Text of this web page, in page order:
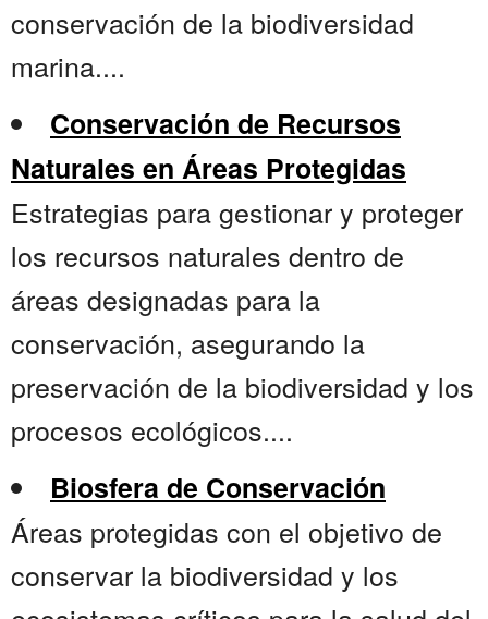
conservación de la biodiversidad
marina....
Conservación de Recursos
Naturales en Áreas Protegidas
Estrategias para gestionar y proteger
los recursos naturales dentro de
áreas designadas para la
conservación, asegurando la
preservación de la biodiversidad y los
procesos ecológicos....
Biosfera de Conservación
Áreas protegidas con el objetivo de
conservar la biodiversidad y los